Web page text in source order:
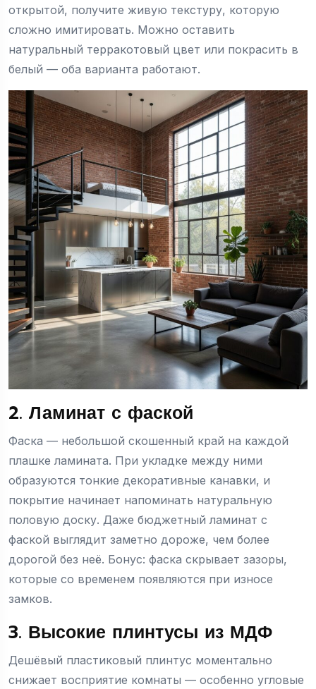
открытой, получите живую текстуру, которую
сложно имитировать. Можно оставить
натуральный терракотовый цвет или покрасить в
белый — оба варианта работают.
2. Ламинат с фаской
Фаска — небольшой скошенный край на каждой
плашке ламината. При укладке между ними
образуются тонкие декоративные канавки, и
покрытие начинает напоминать натуральную
половую доску. Даже бюджетный ламинат с
фаской выглядит заметно дороже, чем более
дорогой без неё. Бонус: фаска скрывает зазоры,
которые со временем появляются при износе
замков.
3. Высокие плинтусы из МДФ
Дешёвый пластиковый плинтус моментально
снижает восприятие комнаты — особенно угловые